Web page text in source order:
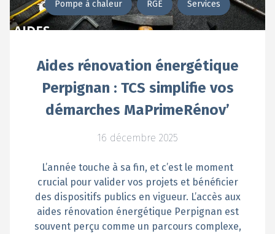
Pompe à chaleur RGE Services
Aides rénovation énergétique
Perpignan : TCS simplifie vos
démarches MaPrimeRénov’
16 décembre 2025
L’année touche à sa fin, et c’est le moment
crucial pour valider vos projets et bénéficier
des dispositifs publics en vigueur. L’accès aux
aides rénovation énergétique Perpignan est
souvent perçu comme un parcours complexe,